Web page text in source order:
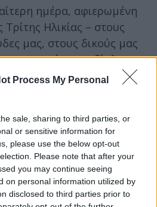
Process My Personal
sale, sharing to third parties, or
or sensitive information for
please use the below opt-out
Please note that after your
you may continue seeing
on personal information utilized by
disclosed to third parties prior to
ημέρα, αφιερωμένη
Ηλικίας – στους
μας, στους δικούς μας
να στεκόμαστε δίπλα τους
Το διήμερο αυτό έρχεται
της πρόληψης και της
του Ινστιτούτου Υγιούς
του Ιδρύματος
οποίους ευχαριστούμε